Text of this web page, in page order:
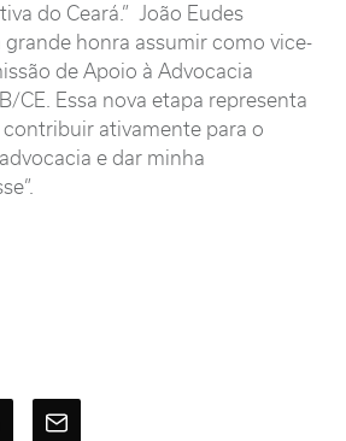
do Ceará.” João Eudes
grande honra assumir como vice-
de Apoio à Advocacia
CE. Essa nova etapa representa
ativamente para o
e dar minha